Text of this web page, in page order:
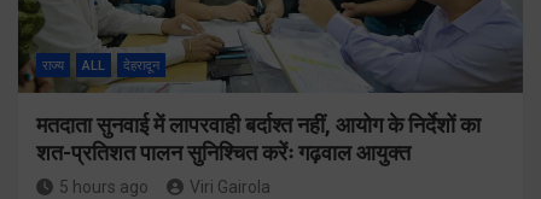
राज्य ALL देहरादून
मतदाता सुनवाई में लापरवाही बर्दाश्त नहीं, आयोग के निर्देशों का
शत-प्रतिशत पालन सुनिश्चित करेंः गढ़वाल आयुक्त
5 hours ago Viri Gairola